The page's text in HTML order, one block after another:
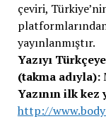
çeviri,
yayınlanmıştır.
Yazıyı
(takma adıyla):
Yazının ilk kez
http://